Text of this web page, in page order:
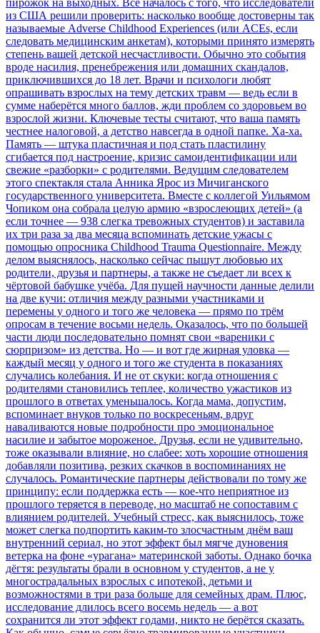
пирожок на выходных. Всё началось с того, что исследователи
из США решили проверить: насколько вообще достоверны так
называемые Adverse Childhood Experiences (или ACEs, если
следовать медицинским анкетам), которыми принято измерять
степень вашей детской несчастливости. Обычно это события
вроде насилия, пренебрежения или домашних скандалов,
приключившихся до 18 лет. Врачи и психологи любят
опрашивать взрослых на тему детских травм — ведь если в
сумме наберётся много баллов, жди проблем со здоровьем во
взрослой жизни. Ключевые тесты считают, что ваша память
честнее налоговой, а детство навсегда в одной папке. Ха-ха.
Память — штука пластичная и под стать пластилину
сгибается под настроение, кризис самоидентификации или
свежие «разборки» с родителями. Ведущим следователем
этого спектакля стала Анника Ярос из Мичиганского
государственного университета. Вместе с коллегой Уильямом
Чопиком она собрала целую армию «взрослеющих детей» (а
если точнее — 938 слегка тревожных студентов) и заставила
их три раза за два месяца вспоминать детские ужасы с
помощью опросника Childhood Trauma Questionnaire. Между
делом выяснялось, насколько сейчас пышут любовью их
родители, друзья и партнеры, а также не съедает ли всех к
чёртовой бабушке учёба. Для пущей научности данные делили
на две кучи: отличия между разными участниками и
перемены у одного и того же человека — прямо по трём
опросам в течение восьми недель. Оказалось, что по большей
части люди последовательно помнят свои «вареники с
сюрпризом» из детства. Но — и вот где жирная уловка —
каждый месяц у одного и того же студента в показаниях
случались колебания. И не от скуки: когда отношения с
родителями становились теплее, количество ужастиков из
прошлого в ответах уменьшалось. Когда мама, допустим,
вспоминает внуков только по воскресеньям, вдруг
наваливаются новые подробности про эмоциональное
насилие и забытое мороженое. Друзья, если не удивительно,
тоже оказывали влияние, но слабее: хоть хорошие отношения
добавляли позитива, резких скачков в воспоминаниях не
случалось. Романтические партнеры действовали по тому же
принципу: если поддержка есть — кое-что неприятное из
прошлого теряется в переводе, но масштаб не сопоставим с
влиянием родителей. Учебный стресс, как выяснилось, тоже
может слегка подпортить каким-то злосчастным днём ваш
внутренний сериал, но этот эффект был мягче дуновения
ветерка на фоне «урагана» материнской заботы. Однако бочка
дёгтя: результаты брали в основном у студентов, а не у
многострадальных взрослых с ипотекой, детьми и
возможностями в три раза больше для семейных драм. Плюс,
исследование длилось всего восемь недель — а вот
сохранится ли этот эффект годами, никто не берётся сказать.